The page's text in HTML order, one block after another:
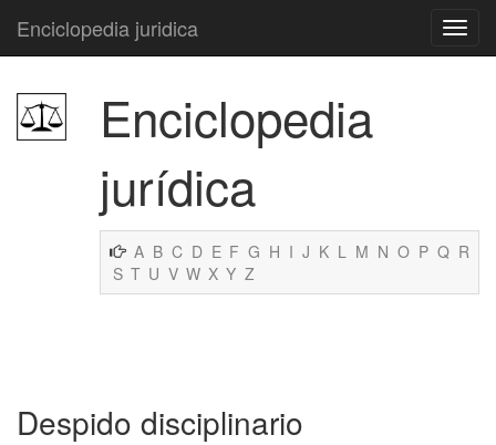
Enciclopedia juridica
Enciclopedia
jurídica
A B C D E F G H I J K L M N O P Q R
S T U V W X Y Z
Despido disciplinario